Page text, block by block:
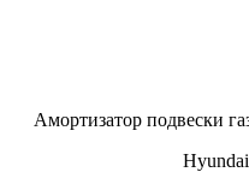
Амортизатор подвески